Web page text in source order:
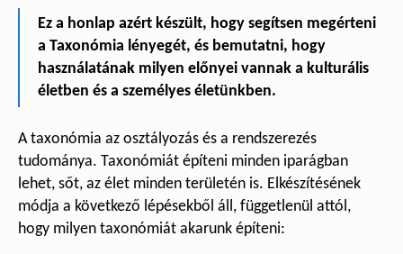
Ez a honlap azért készült, hogy segítsen megérteni
a Taxonómia lényegét, és bemutatni, hogy
használatának milyen előnyei vannak a kulturális
életben és a személyes életünkben.
A taxonómia az osztályozás és a rendszerezés
tudománya. Taxonómiát építeni minden iparágban
lehet, sőt, az élet minden területén is. Elkészítésének
módja a következő lépésekből áll, függetlenül attól,
hogy milyen taxonómiát akarunk építeni: